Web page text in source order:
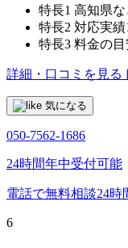
特長1 高知県
特長2 対応実績
特長3 料金の目
詳細・口コミを見る
気になる
050-7562-1686
24時間年中受付可能
電話で無料相談24時
6